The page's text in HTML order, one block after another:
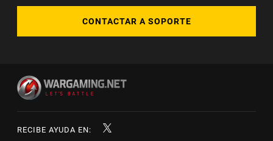
CONTACTAR A SOPORTE
RECIBE AYUDA EN: